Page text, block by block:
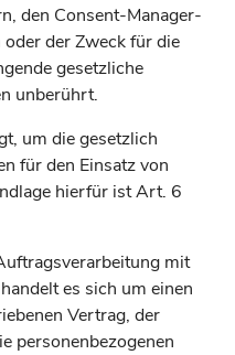
den Consent-Manager-
der Zweck für die
gesetzliche
unberührt.
um die gesetzlich
für den Einsatz von
hierfür ist Art. 6
mit
es sich um einen
Vertrag, der
personenbezogenen